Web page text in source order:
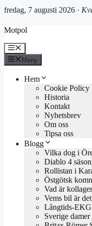
fredag, 7 augusti 2026 ·
till
Motpol
Meny
Meny
Hem
Cookie Policy
Historia
Kontakt
Nyhetsbrev
Om oss
Tipsa oss
Blogg
Vilka dog i
Diablo 4
Rollistan i
Östgötsk
Vad är
Vems bil är
Långtids-EKG
Sverige